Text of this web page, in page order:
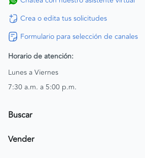
Crea o edita tus solicitudes
Formulario para selección de canales
Horario de atención:
Lunes a Viernes
7:30 a.m. a 5:00 p.m.
Buscar
Encuentra un carro
Vender